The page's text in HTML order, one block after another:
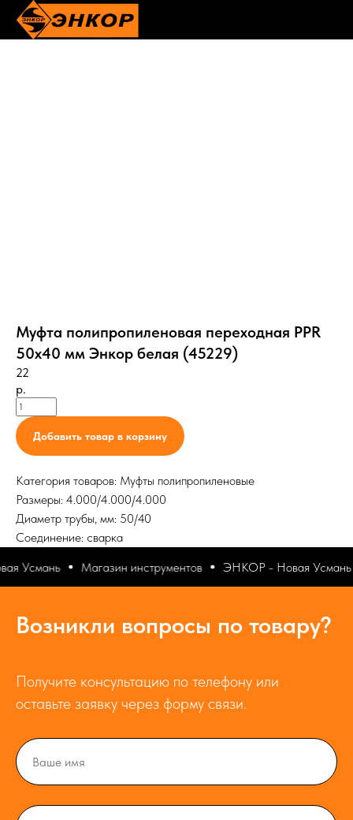
Муфта полипропиленовая переходная PPR
50х40 мм Энкор белая (45229)
22
р.
Добавить товар в корзину
Категория товаров: Муфты полипропиленовые
Размеры: 4.000/4.000/4.000
Диаметр трубы, мм: 50/40
Соединение: сварка
Усмань
Магазин инструментов ЭНКОР - Новая Усмань
Возникли вопросы по товару?
Получите консультацию по телефону или
оставьте заявку через форму связи.